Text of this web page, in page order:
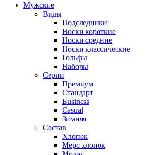
Мужские
Виды
Подследники
Носки короткие
Носки средние
Носки классические
Гольфы
Наборы
Серии
Премиум
Стандарт
Business
Casual
Зимняя
Состав
Хлопок
Мерс хлопок